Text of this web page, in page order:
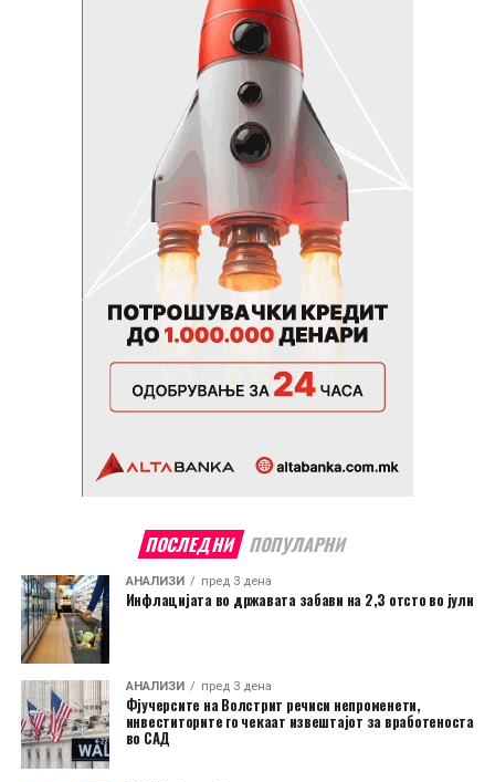
ПОСЛЕДНИ ПОПУЛАРНИ
АНАЛИЗИ пред 3 дена
Инфлацијата во државата забави на 2,3 отсто во јули
АНАЛИЗИ пред 3 дена
Фјучерсите на Волстрит речиси непроменети,
инвеститорите го чекаат извештајот за вработеноста
во САД